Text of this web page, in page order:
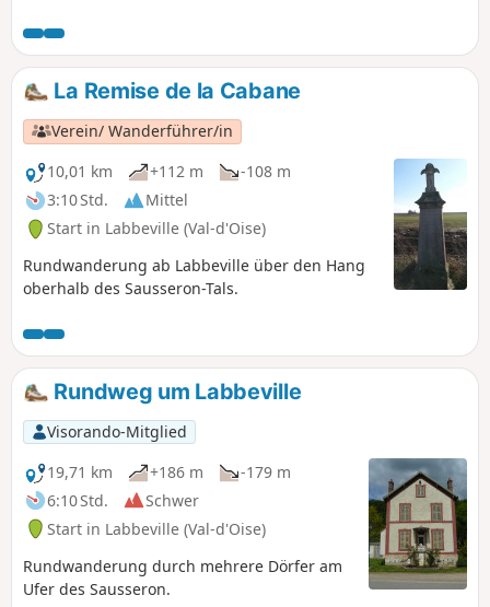
gepflasterten Gassen, die romanische Kirche Saint-Étienne
und als Höhepunkt die gotische Kathedrale Saint-Pierre, die
sich in einem einzigen Schwung in den Himmel erhebt.
La Remise de la Cabane
Verein/ Wanderführer/in
10,01 km
+112 m
-108 m
3:10 Std.
Mittel
Start in Labbeville (Val-d'Oise)
Rundwanderung ab Labbeville über den Hang
oberhalb des Sausseron-Tals.
Rundweg um Labbeville
Visorando-Mitglied
19,71 km
+186 m
-179 m
6:10 Std.
Schwer
Start in Labbeville (Val-d'Oise)
Rundwanderung durch mehrere Dörfer am
Ufer des Sausseron.